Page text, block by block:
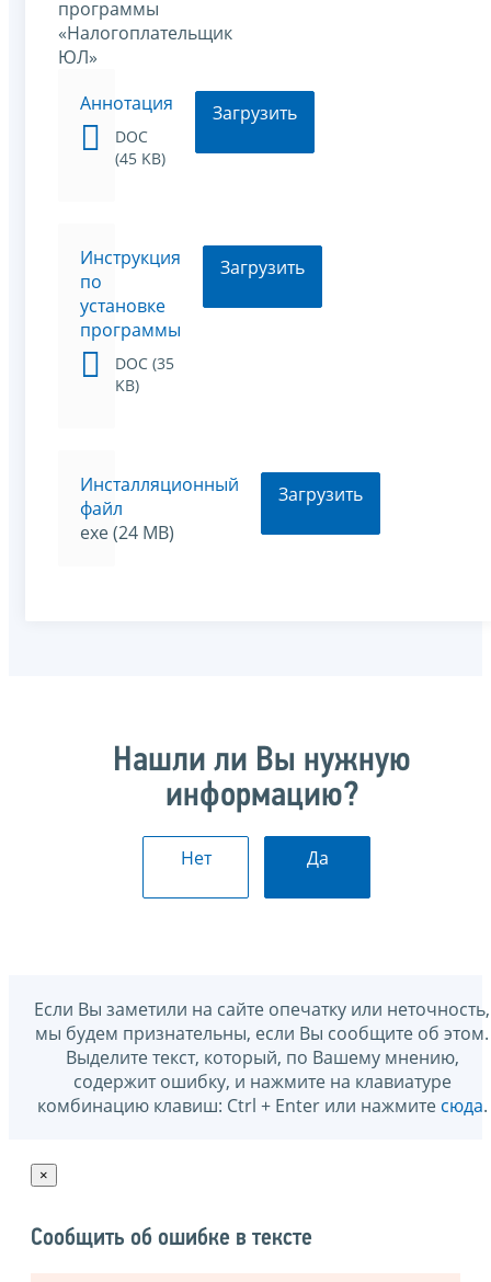
программы
«Налогоплательщик
ЮЛ»
Аннотация
DOC
(45 KB)
Загрузить
Инструкция
по
установке
программы
DOC (35
KB)
Загрузить
Инсталляционный
файл
exe (24 MB)
Загрузить
Нашли ли Вы нужную
информацию?
Нет Да
Если Вы заметили на сайте опечатку или неточность,
мы будем признательны, если Вы сообщите об этом.
Выделите текст, который, по Вашему мнению,
содержит ошибку, и нажмите на клавиатуре
комбинацию клавиш: Ctrl + Enter или нажмите сюда.
×
Сообщить об ошибке в тексте